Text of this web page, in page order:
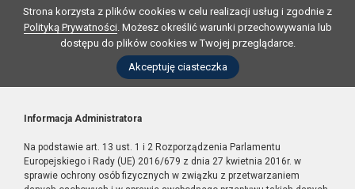
Strona korzysta z plików cookies w celu realizacji usług i zgodnie z
Polityką Prywatności. Możesz określić warunki przechowywania lub
dostępu do plików cookies w Twojej przeglądarce.
Akceptuję ciasteczka
Informacja Administratora
Na podstawie art. 13 ust. 1 i 2 Rozporządzenia Parlamentu
Europejskiego i Rady (UE) 2016/679 z dnia 27 kwietnia 2016r. w
sprawie ochrony osób fizycznych w związku z przetwarzaniem